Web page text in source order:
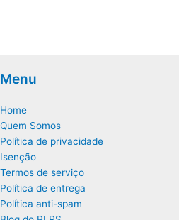
Menu
Home
Quem Somos
Política de privacidade
Isenção
Termos de serviço
Política de entrega
Política anti-spam